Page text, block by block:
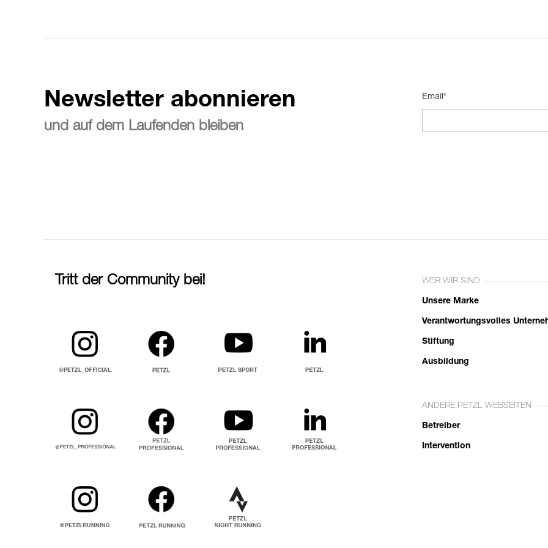
Newsletter abonnieren
und auf dem Laufenden bleiben
Email*
Tritt der Community bei! WER WIR SIND
Unsere Marke
Verantwortungsvolles
Stiftung
Ausbildung
ANDERE PETZL WEBSEITEN
Betreiber
Intervention